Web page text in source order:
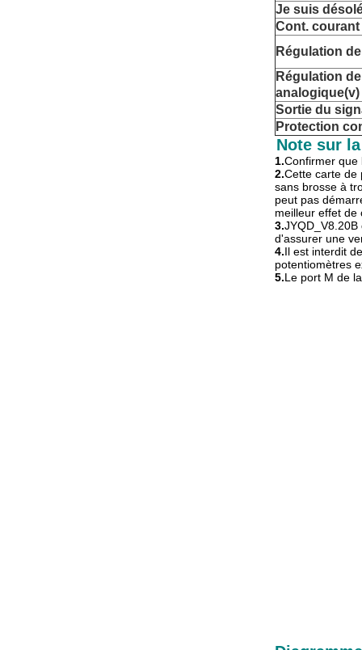
Je suis
Cont.
Régulation
Régulation
analogique(v)
Sortie du
Protection
Note sur
1.Confirmer que
2.Cette carte de
sans brosse à
peut pas
meilleur effet de
3.
d'assurer une
4.Il est interdit
potentiomètres
5.Le port M de